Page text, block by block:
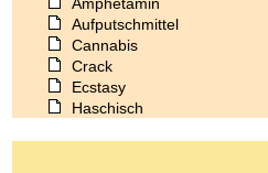
Aufputschmittel
Cannabis
Crack
Ecstasy
Haschisch